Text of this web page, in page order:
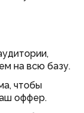
на всю базу.
чтобы
оффер.